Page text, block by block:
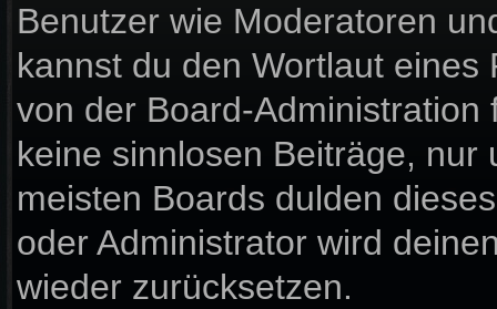
Benutzer wie Moderatoren
kannst du den Wortlaut
von der Board-
keine sinnlosen Beiträge,
meisten Boards dulden
oder Administrator wird
wieder zurücksetzen.